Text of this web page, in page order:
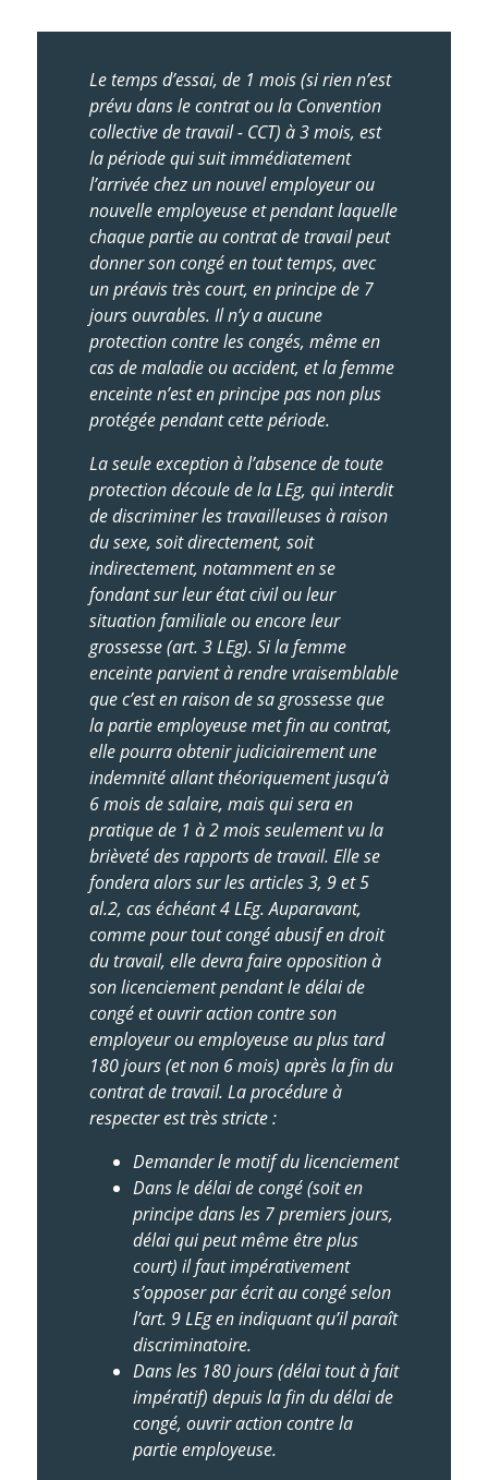
Le temps d’essai, de 1 mois (si rien n’est
prévu dans le contrat ou la Convention
collective de travail - CCT) à 3 mois, est
la période qui suit immédiatement
l’arrivée chez un nouvel employeur ou
nouvelle employeuse et pendant laquelle
chaque partie au contrat de travail peut
donner son congé en tout temps, avec
un préavis très court, en principe de 7
jours ouvrables. Il n’y a aucune
protection contre les congés, même en
cas de maladie ou accident, et la femme
enceinte n’est en principe pas non plus
protégée pendant cette période.
La seule exception à l’absence de toute
protection découle de la LEg, quiinterdit
de discriminer les travailleuses à raison
du sexe, soit directement, soit
indirectement, notamment en se
fondant sur leur état civil ou leur
situation familiale ou encore leur
grossesse (art. 3 LEg). Si la femme
enceinte parvient à rendre vraisemblable
que c’est en raison de sa grossesse que
la partie employeuse met fin au contrat,
elle pourra obtenir judiciairement une
indemnité allant théoriquement jusqu’à
6 mois de salaire, mais qui sera en
pratique de 1 à 2 mois seulement vu la
brièveté des rapports de travail. Elle se
fondera alors sur les articles 3, 9 et 5
al.2, cas échéant 4 LEg. Auparavant,
comme pour tout congé abusif en droit
du travail, elle devra faire opposition à
son licenciement pendant le délai de
congé et ouvrir action contre son
employeur ou employeuse au plus tard
180 jours (et non 6 mois) après la fin du
contrat de travail. La procédure à
respecter est très stricte :
Demander le motif du licenciement
Dans le délai de congé (soit en
principe dans les 7 premiers jours,
délai qui peut même être plus
court) il faut impérativement
s’opposer par écrit au congé selon
l’art. 9 LEg en indiquant qu’il paraît
discriminatoire.
Dans les 180 jours (délai tout à fait
impératif) depuis la fin du délai de
congé, ouvrir action contre la
partie employeuse.